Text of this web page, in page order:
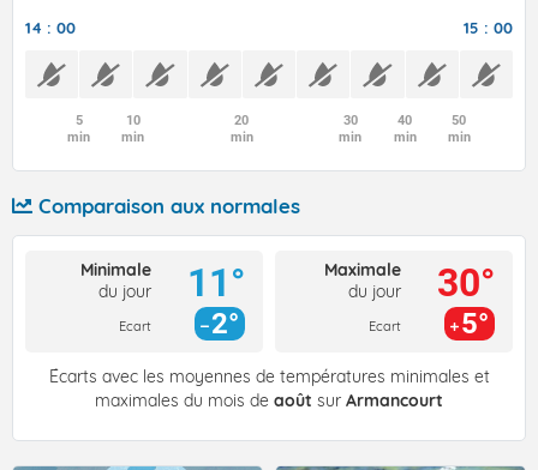
14 : 00 15 : 00
5
min
10
min
20
min
30
min
40
min
50
min
Comparaison aux normales
Minimale
du jour
Ecart
11°
2°
Maximale
du jour
Ecart
30°
5°
Écarts avec les moyennes de températures minimales et
maximales du mois de août sur Armancourt